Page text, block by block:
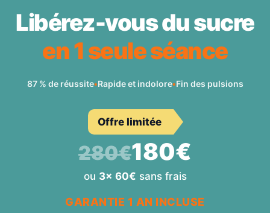
Libérez-vous du sucre
en 1 seule séance
87 % de réussite•Rapide et indolore•Fin des pulsions
Offre limitée
280€180€
ou 3x 60€ sans frais
GARANTIE 1 AN INCLUSE